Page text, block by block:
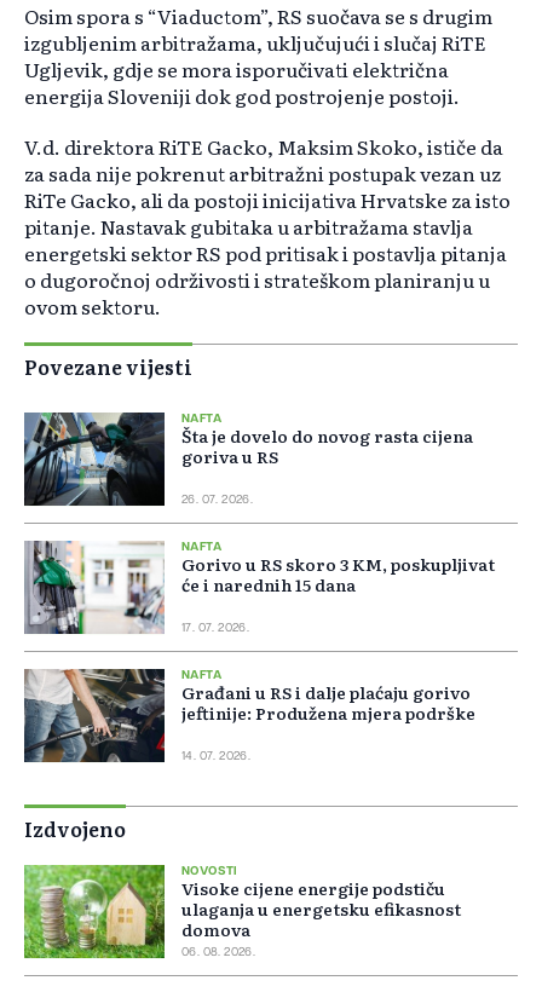
Osim spora s “Viaductom”, RS suočava se s drugim
izgubljenim arbitražama, uključujući i slučaj RiTE
Ugljevik, gdje se mora isporučivati električna
energija Sloveniji dok god postrojenje postoji.
V.d. direktora RiTE Gacko, Maksim Skoko, ističe da
za sada nije pokrenut arbitražni postupak vezan uz
RiTe Gacko, ali da postoji inicijativa Hrvatske za isto
pitanje. Nastavak gubitaka u arbitražama stavlja
energetski sektor RS pod pritisak i postavlja pitanja
o dugoročnoj održivosti i strateškom planiranju u
ovom sektoru.
Povezane vijesti
NAFTA
Šta je dovelo do novog rasta cijena
goriva u RS
26. 07. 2026.
NAFTA
Gorivo u RS skoro 3 KM, poskupljivat
će i narednih 15 dana
17. 07. 2026.
NAFTA
Građani u RS i dalje plaćaju gorivo
jeftinije: Produžena mjera podrške
14. 07. 2026.
Izdvojeno
NOVOSTI
Visoke cijene energije podstiču
ulaganja u energetsku efikasnost
domova
06. 08. 2026.